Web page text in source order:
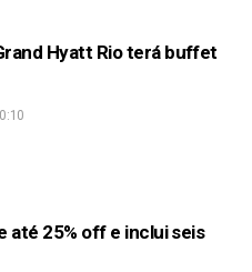
Hyatt Rio terá buffet
até 25% off e inclui seis